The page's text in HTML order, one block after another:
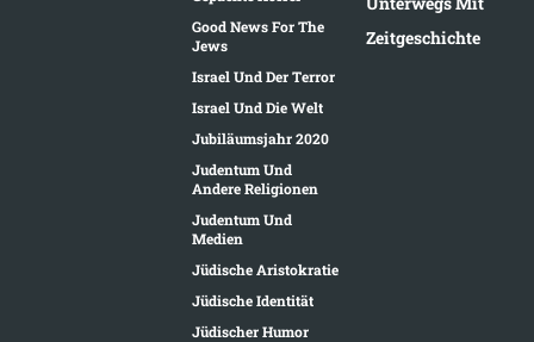
Good News For The
Jews
Israel Und Der Terror
Israel Und Die Welt
Jubiläumsjahr 2020
Judentum Und
Andere Religionen
Judentum Und
Medien
Jüdische Aristokratie
Jüdische Identität
Jüdischer Humor
Zeitgeschichte